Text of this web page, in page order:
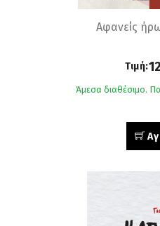
Αφανείς
Τιμή:
Άμεσα διαθέσιμο.